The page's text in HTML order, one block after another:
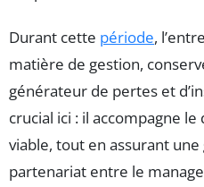
Durant cette période,
matière de gestion,
générateur de pertes et
crucial ici : il accompagne
viable, tout en assurant une
partenariat entre le